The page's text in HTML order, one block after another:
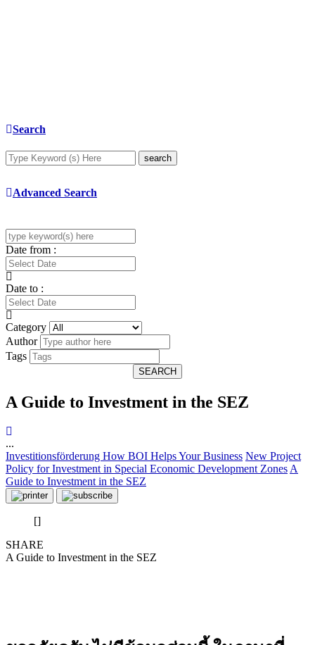
Search
search
Advanced Search
Date from :
Date to :
Category
Author
Tags
SEARCH
A Guide to Investment in the SEZ
...
Investitionsförderung How BOI Helps Your Business New Project
Policy for Investment in Special Economic Development Zones A
Guide to Investment in the SEZ
[]
SHARE
A Guide to Investment in the SEZ